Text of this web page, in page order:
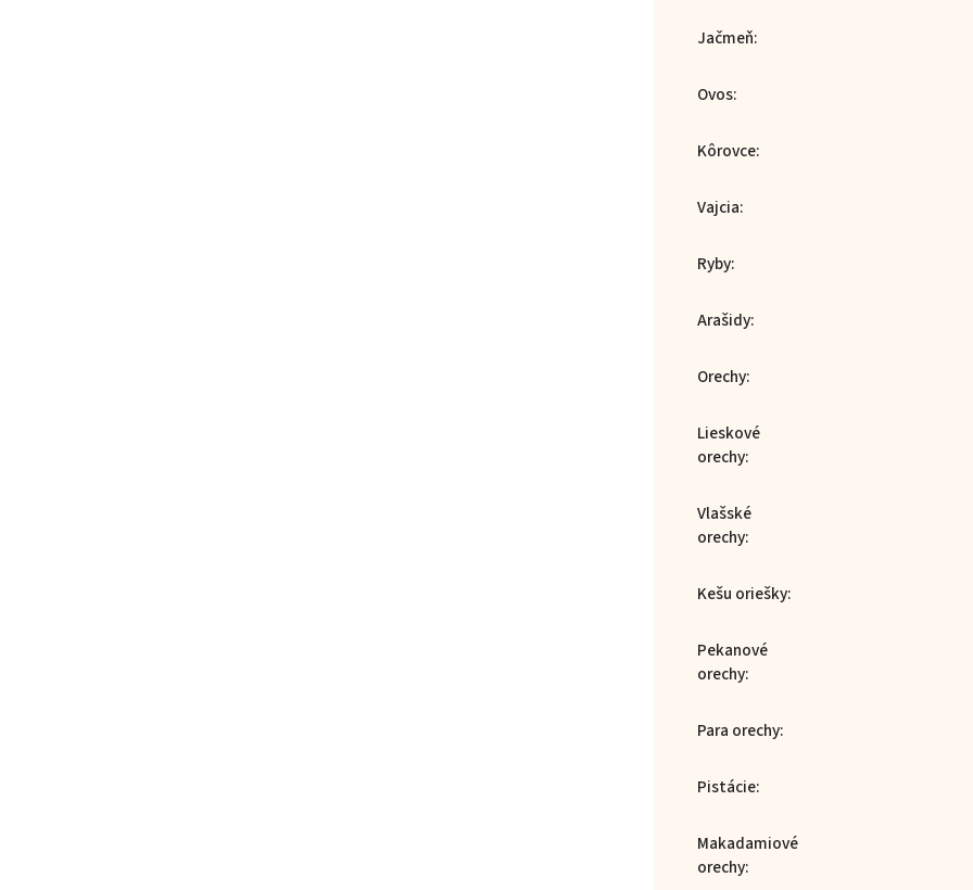
Jačmeň:
Ovos:
Kôrovce:
Vajcia:
Ryby:
Arašidy:
Orechy:
Lieskové
orechy:
Vlašské
orechy:
Kešu oriešky:
Pekanové
orechy:
Para orechy:
Pistácie:
Makadamiové
orechy: